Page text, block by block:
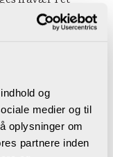
og
medier og til
oplysninger om
partnere inden
af
svært i
andre end
har
De